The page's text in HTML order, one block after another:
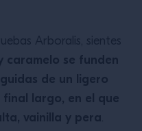
Arboralis, sientes
caramelo se funden
de un ligero
largo, en el que
vainilla y pera.